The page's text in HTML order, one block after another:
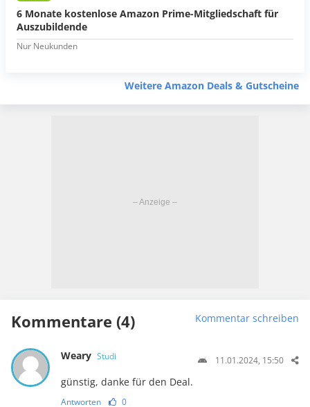
6 Monate kostenlose Amazon Prime-Mitgliedschaft für
Auszubildende
Nur Neukunden
Weitere Amazon Deals & Gutscheine
Kommentare (4) Kommentar schreiben
Weary Studi 11.01.2024, 15:50
günstig, danke für den Deal.
Antworten 0